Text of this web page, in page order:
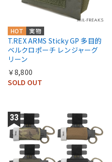
実物
HOT
T.REX ARMS Sticky GP 多目的
ベルクロポーチ レンジャーグ
リーン
￥8,800
SOLD OUT